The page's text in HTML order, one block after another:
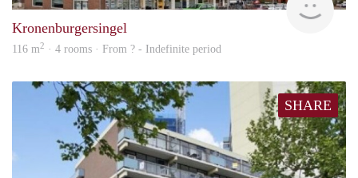
Kronenburgersingel
116 m2 · 4 rooms · From ? - Indefinite period
SHARE